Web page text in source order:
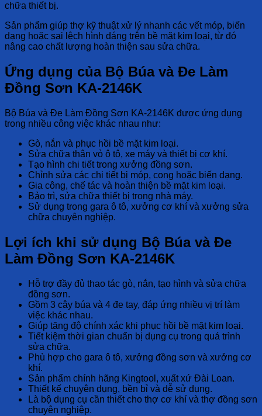
chữa thiết bị.
Sản phẩm giúp thợ kỹ thuật xử lý nhanh các vết móp, biến
dạng hoặc sai lệch hình dáng trên bề mặt kim loại, từ đó
nâng cao chất lượng hoàn thiện sau sửa chữa.
Ứng dụng của Bộ Búa và Đe Làm
Đồng Sơn KA-2146K
Bộ Búa và Đe Làm Đồng Sơn KA-2146K được ứng dụng
trong nhiều công việc khác nhau như:
Gò, nắn và phục hồi bề mặt kim loại.
Sửa chữa thân vỏ ô tô, xe máy và thiết bị cơ khí.
Tạo hình chi tiết trong xưởng đồng sơn.
Chỉnh sửa các chi tiết bị móp, cong hoặc biến dạng.
Gia công, chế tác và hoàn thiện bề mặt kim loại.
Bảo trì, sửa chữa thiết bị trong nhà máy.
Sử dụng trong gara ô tô, xưởng cơ khí và xưởng sửa
chữa chuyên nghiệp.
Lợi ích khi sử dụng Bộ Búa và Đe
Làm Đồng Sơn KA-2146K
Hỗ trợ đầy đủ thao tác gò, nắn, tạo hình và sửa chữa
đồng sơn.
Gồm 3 cây búa và 4 đe tay, đáp ứng nhiều vị trí làm
việc khác nhau.
Giúp tăng độ chính xác khi phục hồi bề mặt kim loại.
Tiết kiệm thời gian chuẩn bị dụng cụ trong quá trình
sửa chữa.
Phù hợp cho gara ô tô, xưởng đồng sơn và xưởng cơ
khí.
Sản phẩm chính hãng Kingtool, xuất xứ Đài Loan.
Thiết kế chuyên dụng, bền bỉ và dễ sử dụng.
Là bộ dụng cụ cần thiết cho thợ cơ khí và thợ đồng sơn
chuyên nghiệp.